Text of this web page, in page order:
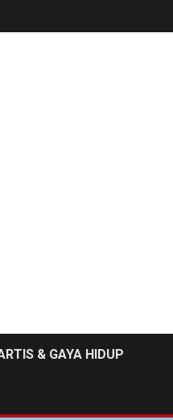
& GAYA HIDUP